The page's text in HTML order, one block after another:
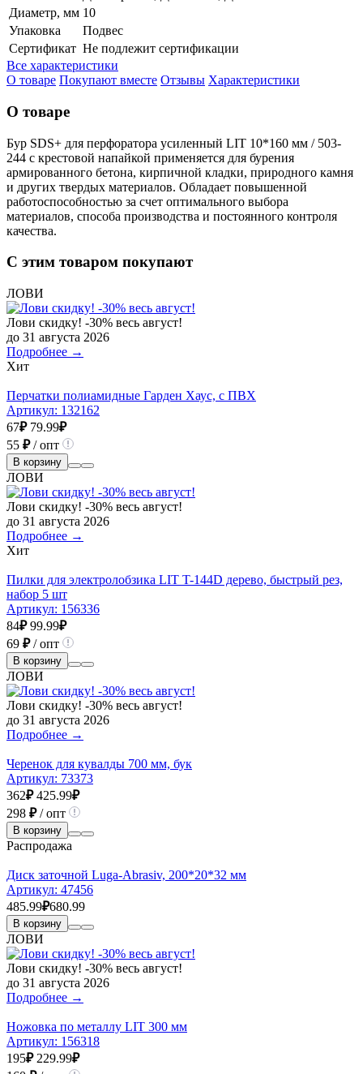
Диаметр, мм 10
Упаковка
Подвес
Сертификат Не подлежит сертификации
Все характеристики
О товаре Покупают вместе Отзывы Характеристики
О товаре
Бур SDS+ для перфоратора усиленный LIT 10*160 мм / 503-
244 с крестовой напайкой применяется для бурения
армированного бетона, кирпичной кладки, природного камня
и других твердых материалов. Обладает повышенной
работоспособностью за счет оптимального выбора
материалов, способа производства и постоянного контроля
качества.
С этим товаром покупают
ЛОВИ
Лови скидку! -30% весь август!
до 31 августа 2026
Подробнее →
Хит
Перчатки полиамидные Гарден Хаус, с ПВХ
Артикул: 132162
67₽ 79.99₽
55 ₽/ опт
В корзину
ЛОВИ
Лови скидку! -30% весь август!
до 31 августа 2026
Подробнее →
Хит
Пилки для электролобзика LIT T-144D дерево, быстрый рез,
набор 5 шт
Артикул: 156336
84₽ 99.99₽
69 ₽/ опт
В корзину
ЛОВИ
Лови скидку! -30% весь август!
до 31 августа 2026
Подробнее →
Черенок для кувалды 700 мм, бук
Артикул: 73373
362₽ 425.99₽
298 ₽/ опт
В корзину
Распродажа
Диск заточной Luga-Abrasiv, 200*20*32 мм
Артикул: 47456
485.99₽680.99
В корзину
ЛОВИ
Лови скидку! -30% весь август!
до 31 августа 2026
Подробнее →
Ножовка по металлу LIT 300 мм
Артикул: 156318
195₽ 229.99₽